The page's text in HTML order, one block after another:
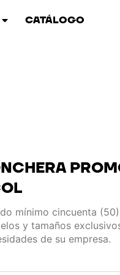
CATÁLOGO
mínimo cincuenta
y tamaños
de su empresa.